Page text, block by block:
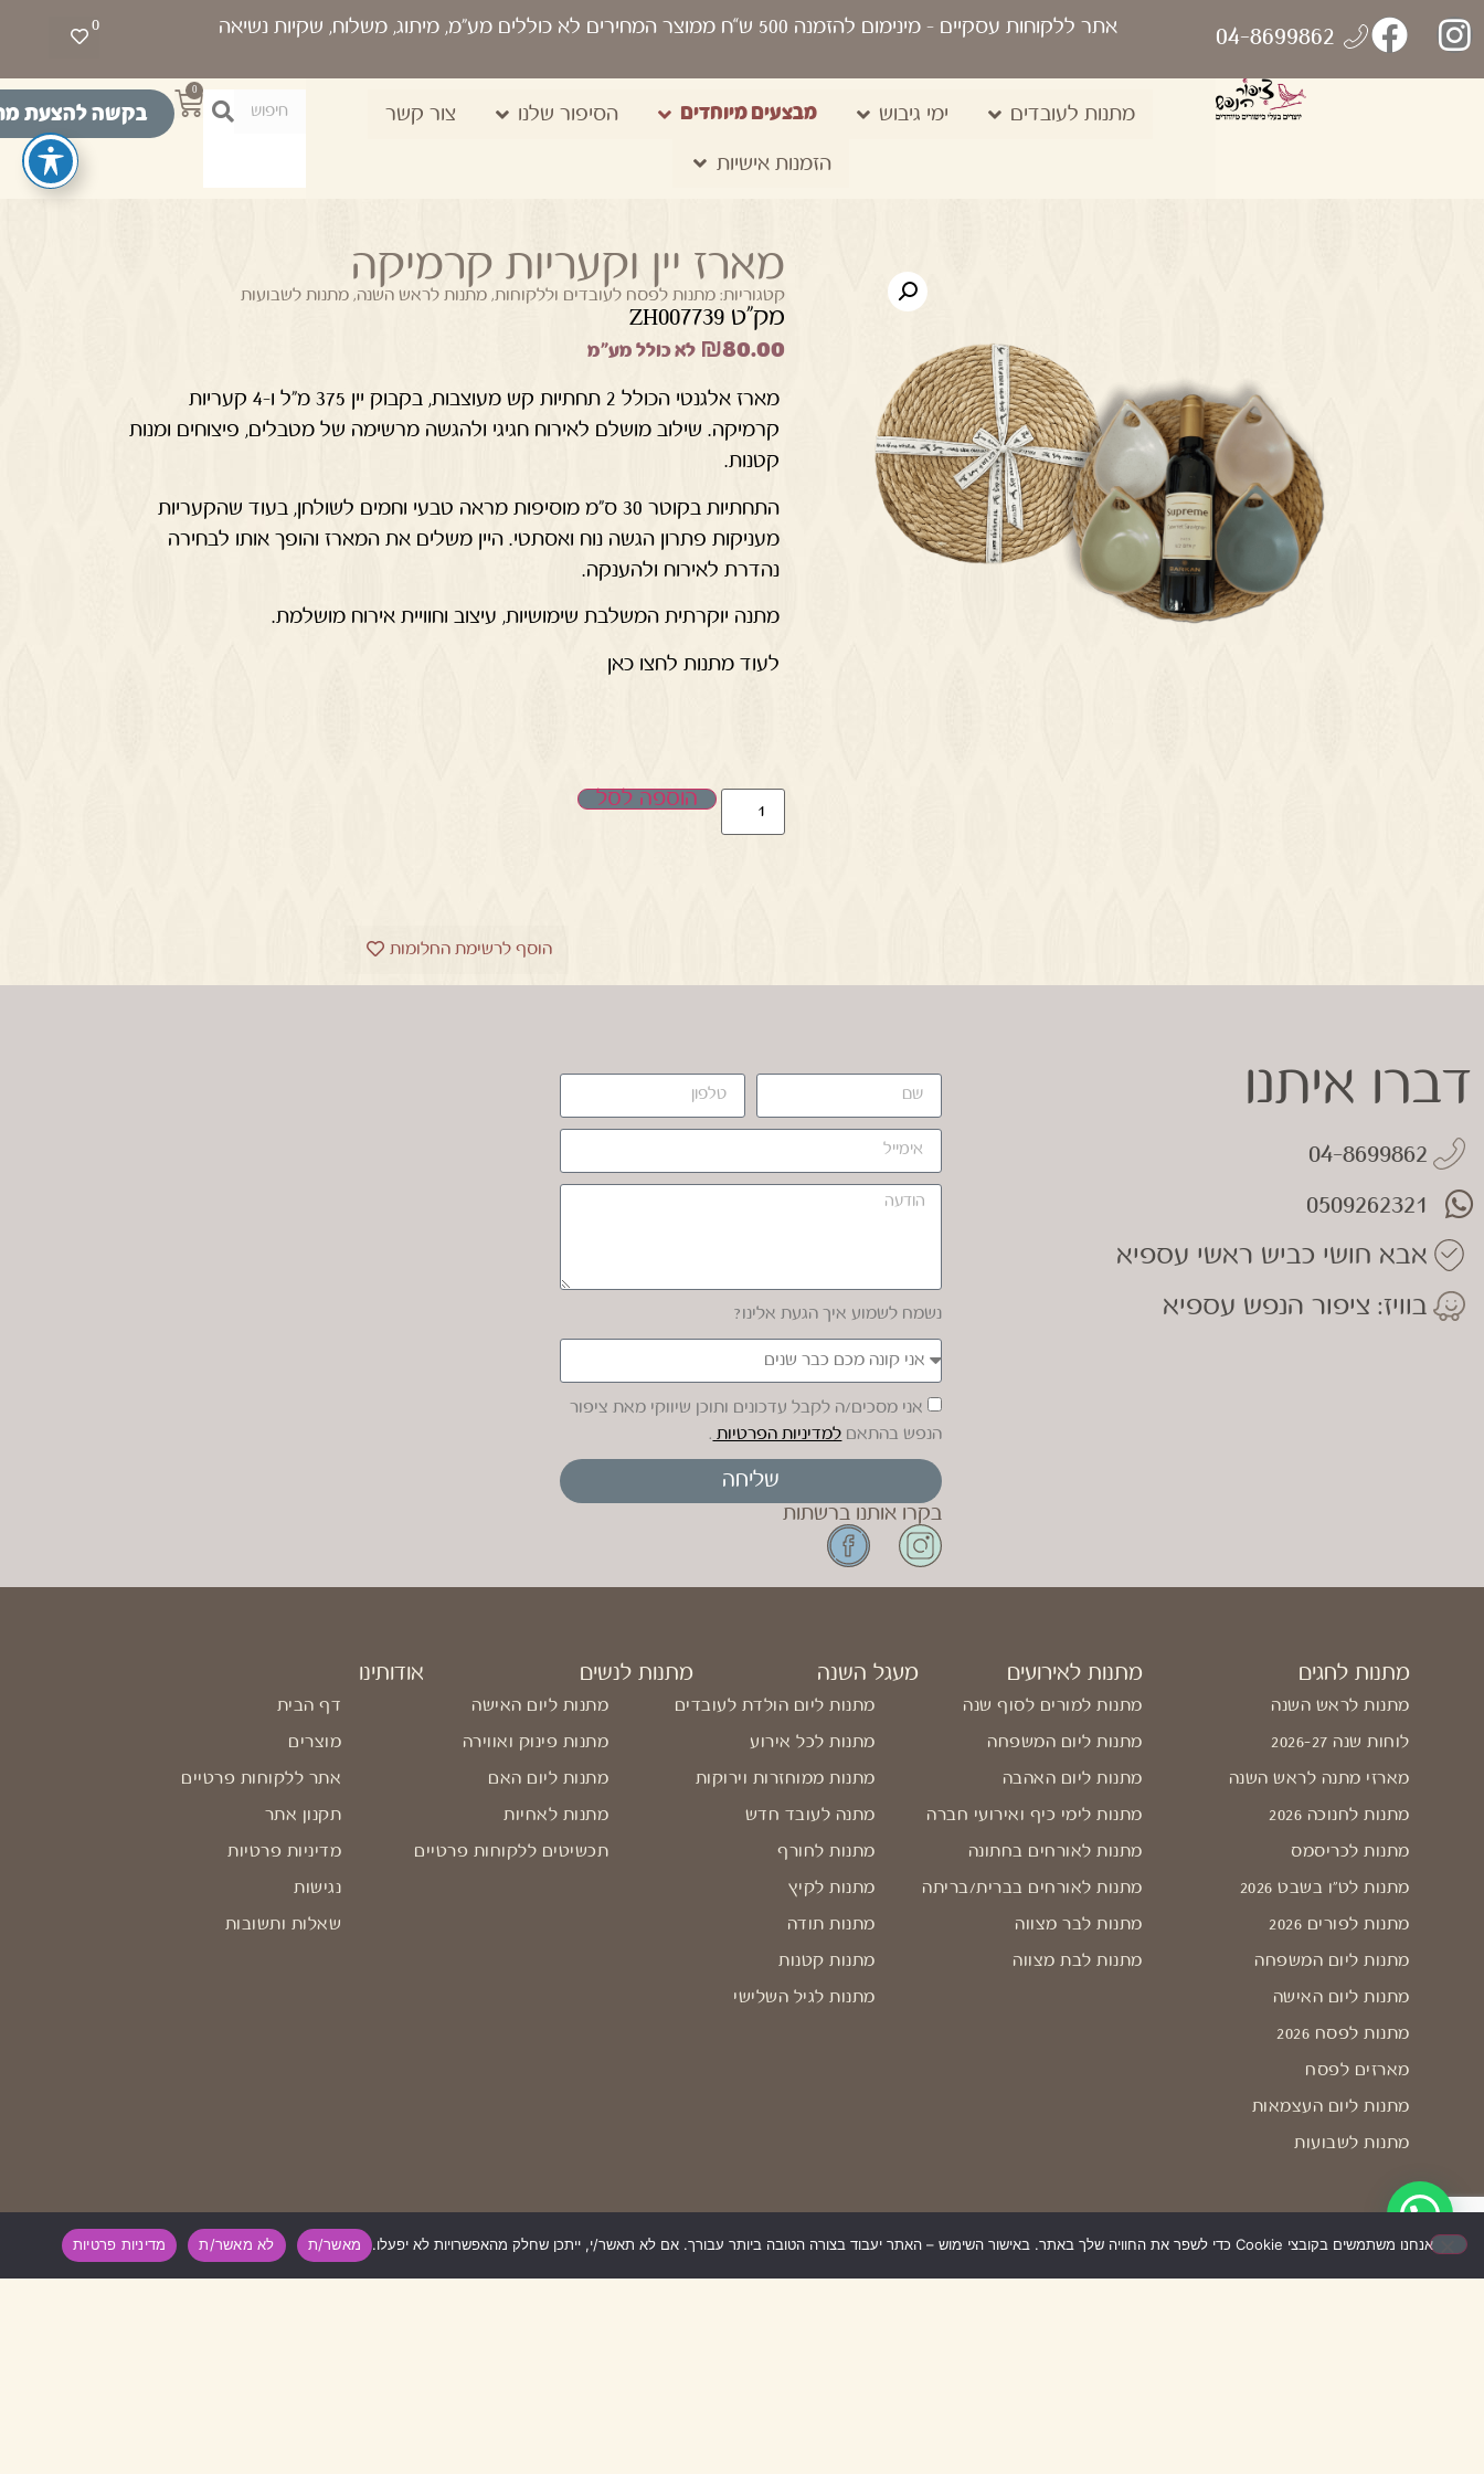
0 אתר ללקוחות עסקיים- מינימום להזמנה 500 ש“ח ממוצר המחירים לא כוללים מע"מ, מיתוג, משלוח, שקיות נשיאה 04-8699862
מתנות לעובדים ימי גיבוש מבצעים מיוחדים הסיפור שלנו צור קשר
הזמנות אישיות
0
בקשה להצעת
מארז יין וקעריות קרמיקה
קטגוריות: מתנות לפסח לעובדים וללקוחות,מתנות לראש השנה,מתנות לשבועות
מק"ט ZH007739
₪80.00 לא כולל מע"מ
מארז אלגנטי הכולל 2 תחתיות קש מעוצבות, בקבוק יין 375 מ"ל ו-4 קעריות
קרמיקה. שילוב מושלם לאירוח חגיגי ולהגשה מרשימה של מטבלים, פיצוחים ומנות
קטנות.
התחתיות בקוטר 30 ס"מ מוסיפות מראה טבעי וחמים לשולחן, בעוד שהקעריות
מעניקות פתרון הגשה נוח ואסתטי. היין משלים את המארז והופך אותו לבחירה
נהדרת לאירוח ולהענקה.
מתנה יוקרתית המשלבת שימושיות, עיצוב וחוויית אירוח מושלמת.
לעוד מתנות לחצו כאן
הוספה לסל
הוסף לרשימת החלומות
דברו איתנו
04-8699862
0509262321
אבא חושי כביש ראשי עספיא
בוויז: ציפור הנפש עספיא
נשמח לשמוע איך הגעת אלינו?
אני מסכים/ה לקבל עדכונים ותוכן שיווקי מאת ציפור
הנפש בהתאם למדיניות הפרטיות .
שליחה
בקרו אותנו ברשתות
מתנות לחגים
מתנות לראש השנה
לוחות שנה 2026-27
מארזי מתנה לראש השנה
מתנות לחנוכה 2026
מתנות לכריסמס
מתנות לט"ו בשבט 2026
מתנות לפורים 2026
מתנות ליום המשפחה
מתנות ליום האישה
מתנות לפסח 2026
מארזים לפסח
מתנות ליום העצמאות
מתנות לשבועות
מתנות לאירועים
מתנות למורים לסוף שנה
מתנות ליום המשפחה
מתנות ליום האהבה
מתנות לימי כיף ואירועי חברה
מתנות לאורחים בחתונה
מתנות לאורחים בברית/בריתה
מתנות לבר מצווה
מתנות לבת מצווה
מעגל השנה
מתנות ליום הולדת לעובדים
מתנות לכל אירוע
מתנות ממוחזרות וירוקות
מתנה לעובד חדש
מתנות לחורף
מתנות לקיץ
מתנות תודה
מתנות קטנות
מתנות לגיל השלישי
מתנות לנשים
מתנות ליום האישה
מתנות פינוק ואווירה
מתנות ליום האם
מתנות לאחיות
תכשיטים ללקוחות פרטיים
אודותינו
דף הבית
מוצרים
אתר ללקוחות פרטיים
תקנון אתר
מדיניות פרטיות
נגישות
שאלות ותשובות
אנחנו משתמשים בקובצי Cookie כדי לשפר את החוויה שלך באתר. באישור השימוש – האתר יעבוד בצורה הטובה ביותר עבורך. אם לא תאשר/י, ייתכן שחלק מהאפשרויות לא יפעלו. מאשר/ת לא מאשר/ת מדיניות פרטיות